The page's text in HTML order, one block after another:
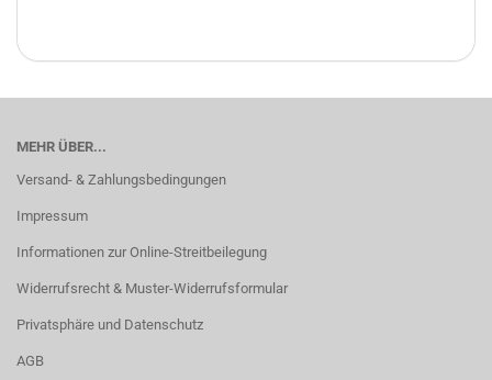
MEHR ÜBER...
Versand- & Zahlungsbedingungen
Impressum
Informationen zur Online-Streitbeilegung
Widerrufsrecht & Muster-Widerrufsformular
Privatsphäre und Datenschutz
AGB